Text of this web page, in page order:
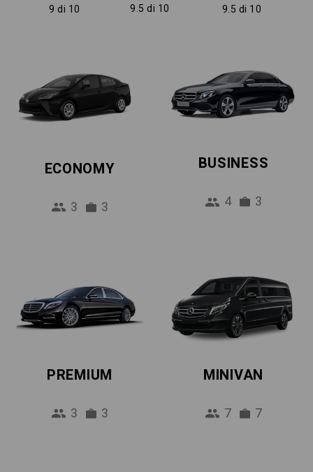
9 di 10 9.5 di 10 9.5 di 10
ECONOMY
3 3
BUSINESS
4 3
PREMIUM
3 3
MINIVAN
7 7